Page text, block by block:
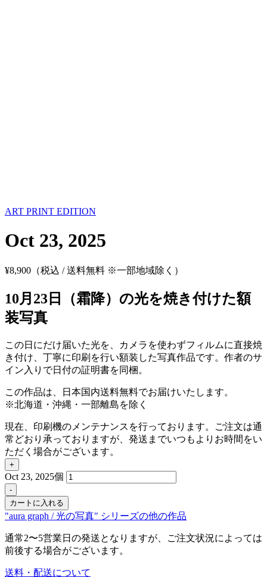
ART PRINT EDITION
Oct 23, 2025
¥8,900 （税込 / 送料無料 ※一部地域除く）
10月23日（霜降）の光を焼き付けた額
装写真
この日にだけ届いた光を、カメラを使わずフィルムに直接焼
き付け、丁寧に印刷を行い額装した写真作品です。作者のサ
イン入りで日付の証明書を同梱。
この作品は、日本国内送料無料でお届けいたします。
※北海道・沖縄・一部離島を除く
現在、印刷機のメンテナンスを行っております。ご注文は通
常どおり承っておりますが、発送までいつもよりお時間をい
ただく場合がございます。
+
Oct 23, 2025個
-
カートに入れる
"aura graph / 光の写真" シリーズの他の作品
通常2〜5営業日の発送となりますが、ご注文状況によっては
前後する場合がございます。
送料・配送について